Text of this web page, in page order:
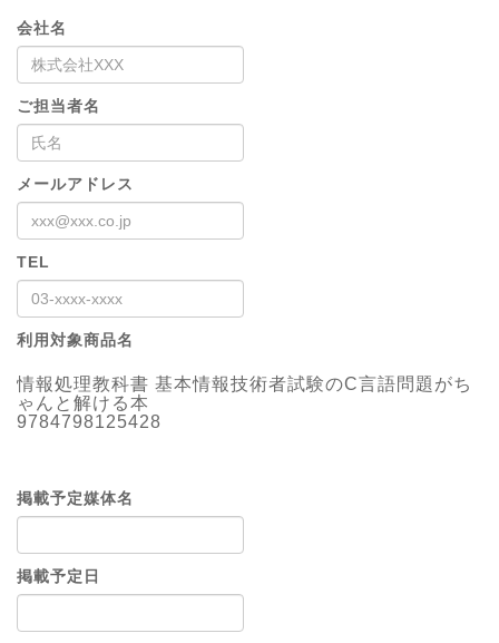
会社名
ご担当者名
メールアドレス
TEL
利用対象商品名
情報処理教科書 基本情報技術者試験のC言語問題がち
ゃんと解ける本
9784798125428
掲載予定媒体名
掲載予定日